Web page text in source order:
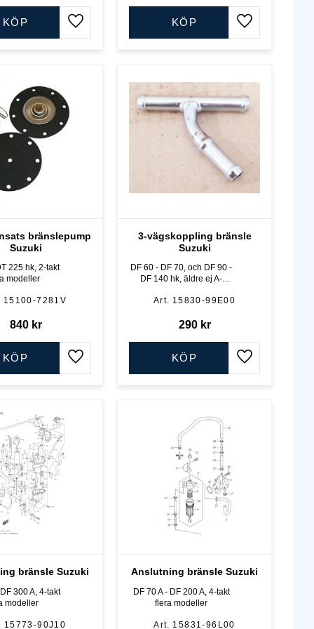
Lägg till i favoriter
KÖP
Lägg till i
KÖP
bränslepump
Suzuki
225 hk, 2-takt
modeller
15100-7281V
840kr
Lägg till i favoriter
KÖP
3-vägskoppling bränsle
Suzuki
DF 60 - DF 70, och DF 90 -
DF 140 hk, äldre ej A-
DF 200 A, 4-takt
15830-99E00
290kr
Lägg till i
KÖP
bränsle Suzuki
300 A, 4-takt
modeller
15773-90J10
Anslutning bränsle Suzuki
DF 70 A - DF 200 A, 4-takt
flera modeller
15831-96L00